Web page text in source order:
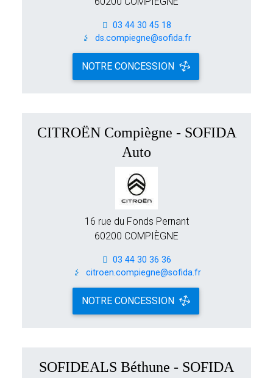
03 44 30 45 18
ds.compiegne@sofida.fr
NOTRE CONCESSION
CITROËN Compiègne - SOFIDA
Auto
16 rue du Fonds Pernant
60200 COMPIÈGNE
03 44 30 36 36
citroen.compiegne@sofida.fr
NOTRE CONCESSION
SOFIDEALS Béthune - SOFIDA